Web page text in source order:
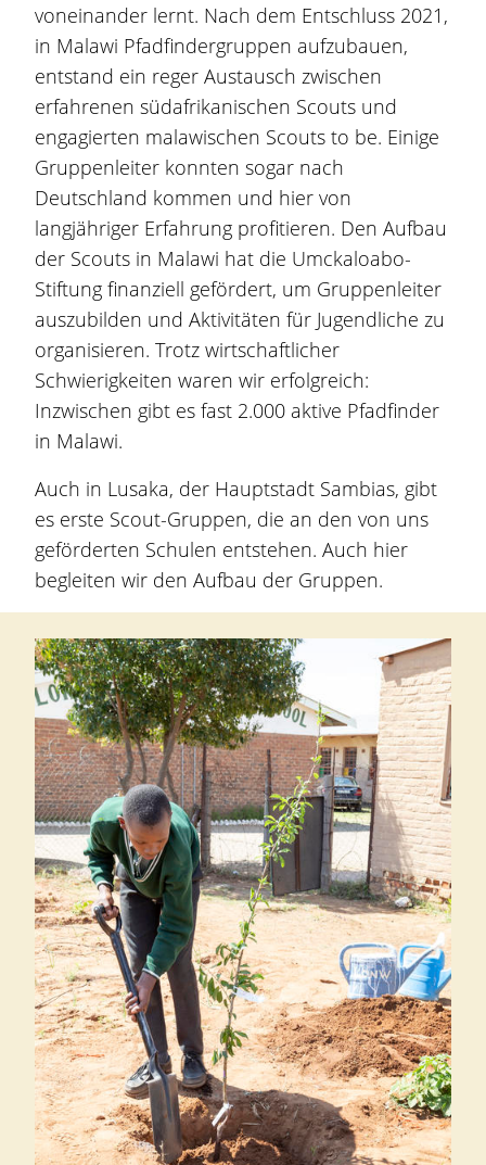
voneinander lernt. Nach dem Entschluss 2021,
in Malawi Pfadfindergruppen aufzubauen,
entstand ein reger Austausch zwischen
erfahrenen südafrikanischen Scouts und
engagierten malawischen Scouts to be. Einige
Gruppenleiter konnten sogar nach
Deutschland kommen und hier von
langjähriger Erfahrung profitieren. Den Aufbau
der Scouts in Malawi hat die Umckaloabo-
Stiftung finanziell gefördert, um Gruppenleiter
auszubilden und Aktivitäten für Jugendliche zu
organisieren. Trotz wirtschaftlicher
Schwierigkeiten waren wir erfolgreich:
Inzwischen gibt es fast 2.000 aktive Pfadfinder
in Malawi.
Auch in Lusaka, der Hauptstadt Sambias, gibt
es erste Scout-Gruppen, die an den von uns
geförderten Schulen entstehen. Auch hier
begleiten wir den Aufbau der Gruppen.